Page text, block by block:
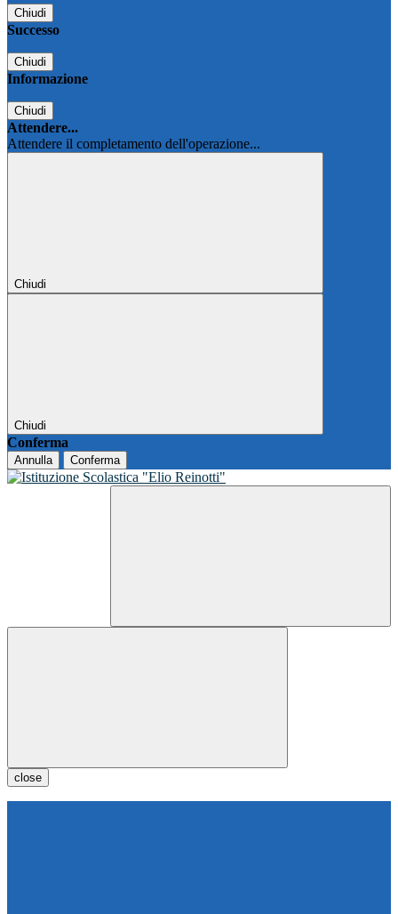
Chiudi
Successo
Chiudi
Informazione
Chiudi
Attendere...
Attendere il completamento dell'operazione...
Chiudi
Chiudi
Conferma
Annulla Conferma
close